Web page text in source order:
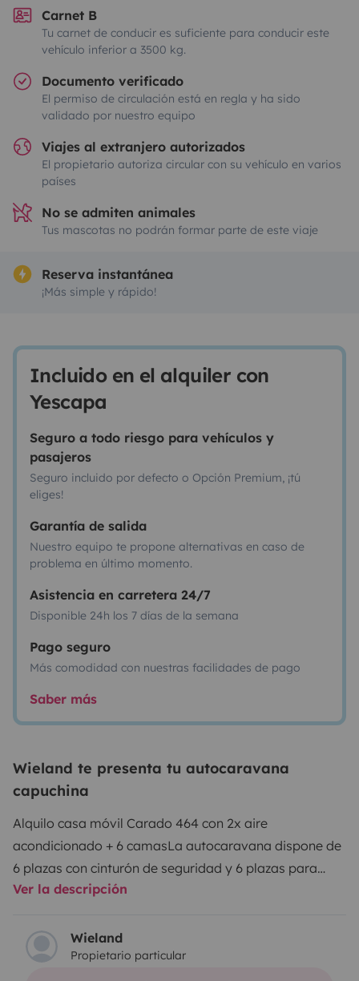
Carnet B
Tu carnet de conducir es suficiente para conducir este
vehículo inferior a 3500 kg.
Documento verificado
El permiso de circulación está en regla y ha sido
validado por nuestro equipo
Viajes al extranjero autorizados
El propietario autoriza circular con su vehículo en varios
países
No se admiten animales
Tus mascotas no podrán formar parte de este viaje
Reserva instantánea
¡Más simple y rápido!
Incluido en el alquiler con
Yescapa
Seguro a todo riesgo para vehículos y
pasajeros
Seguro incluido por defecto o Opción Premium, ¡tú
eliges!
Garantía de salida
Nuestro equipo te propone alternativas en caso de
problema en último momento.
Asistencia en carretera 24/7
Disponible 24h los 7 días de la semana
Pago seguro
Más comodidad con nuestras facilidades de pago
Saber más
Wieland te presenta tu autocaravana
capuchina
Alquilo casa móvil Carado 464 con 2x aire
acondicionado + 6 camasLa autocaravana dispone de
6 plazas con cinturón de seguridad y 6 plazas para
dormir.Mobiliario:- Estufa de 3 fuegos.
fregadero- Horno- Gabinetes con iluminación LED
acondicionado en la cabina.- Aire acondicionado en el
Ver la descripción
Wieland
Propietario particular